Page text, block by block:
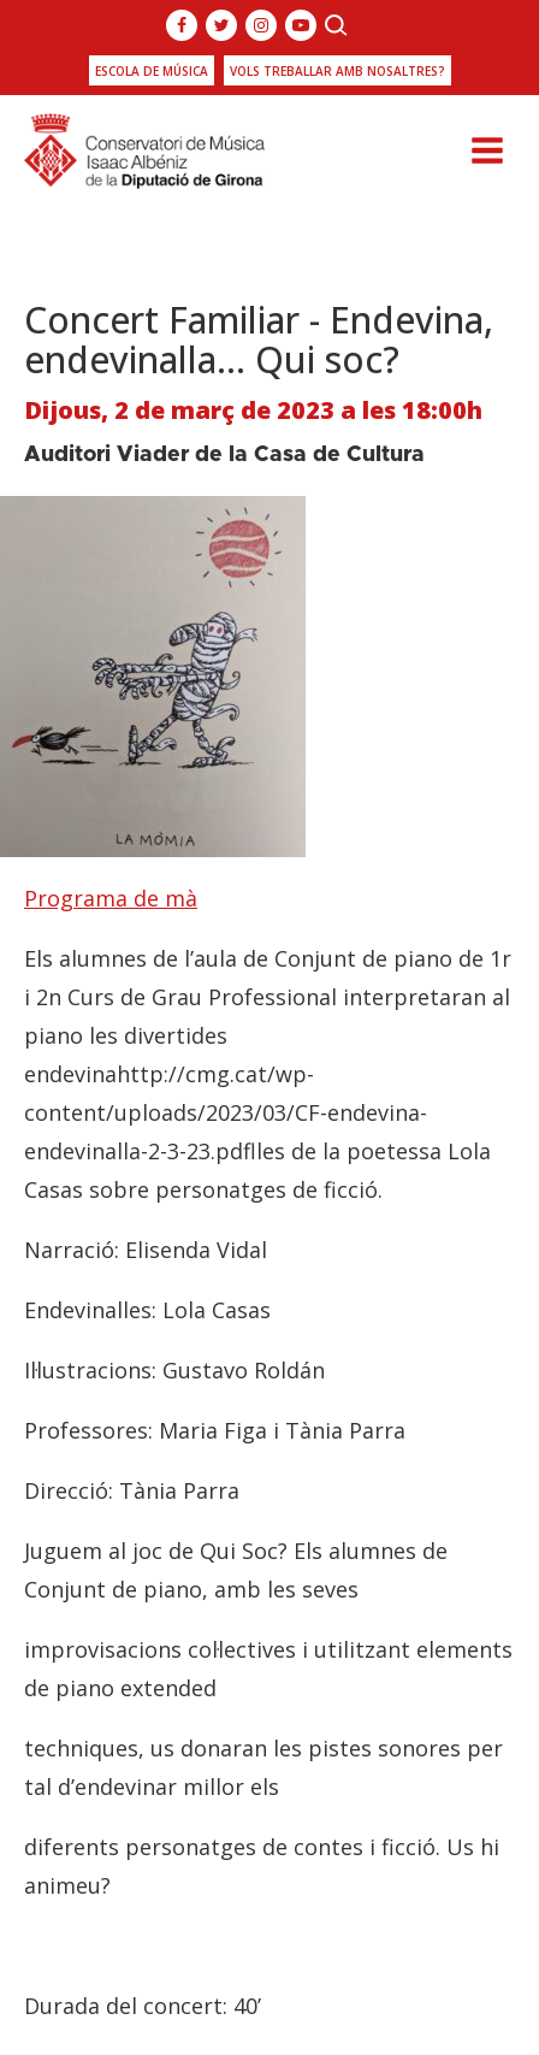
ESCOLA DE MÚSICA VOLS TREBALLAR AMB NOSALTRES?
Concert Familiar - Endevina,
endevinalla... Qui soc?
Dijous, 2 de març de 2023 a les 18:00h
Auditori Viader de la Casa de Cultura
Programa de mà
Els alumnes de l’aula de Conjunt de piano de 1r
i 2n Curs de Grau Professional interpretaran al
piano les divertides
endevinahttp://cmg.cat/wp-
content/uploads/2023/03/CF-endevina-
endevinalla-2-3-23.pdflles de la poetessa Lola
Casas sobre personatges de ficció.
Narració: Elisenda Vidal
Endevinalles: Lola Casas
Il·lustracions: Gustavo Roldán
Professores: Maria Figa i Tània Parra
Direcció: Tània Parra
Juguem al joc de Qui Soc? Els alumnes de
Conjunt de piano, amb les seves
improvisacions col·lectives i utilitzant elements
de piano extended
techniques, us donaran les pistes sonores per
tal d’endevinar millor els
diferents personatges de contes i ficció. Us hi
animeu?
Durada del concert: 40’